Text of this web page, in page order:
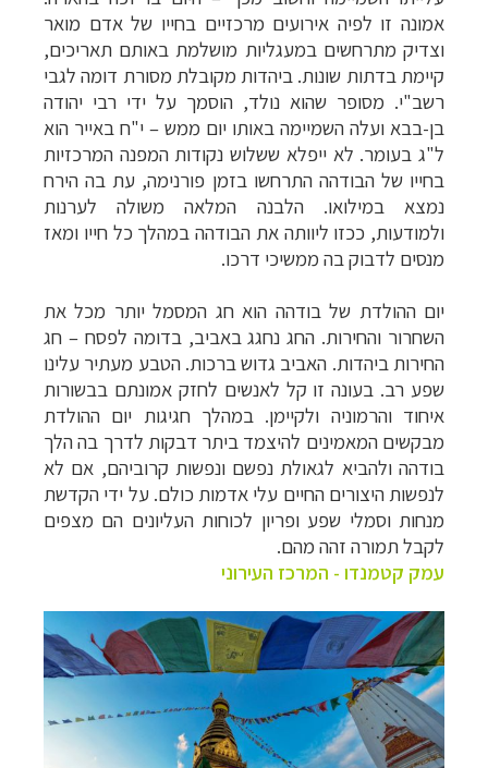
אמונה זו לפיה אירועים מרכזיים בחייו של אדם מואר
וצדיק מתרחשים במעגליות מושלמת באותם תאריכים,
קיימת בדתות שונות. ביהדות מקובלת מסורת דומה לגבי
רשב"י. מסופר שהוא נולד, הוסמך על ידי רבי יהודה
בן-בבא ועלה השמיימה באותו יום ממש – י"ח באייר הוא
ל"ג בעומר. לא ייפלא ששלוש נקודות המפנה המרכזיות
בחייו של הבודהה התרחשו בזמן פורנימה, עת בה הירח
נמצא במילואו. הלבנה המלאה משולה לערנות
ולמודעות, ככזו ליוותה את הבודהה במהלך כל חייו ומאז
מנסים לדבוק בה ממשיכי דרכו.
יום ההולדת של בודהה הוא חג המסמל יותר מכל את
השחרור והחירות. החג נחגג באביב, בדומה לפסח– חג
החירות ביהדות. האביב גדוש ברכות. הטבע מעתיר עלינו
שפע רב. בעונה זו קל לאנשים לחזק אמונתם בבשורות
איחוד והרמוניה ולקיימן. במהלך חגיגות יום ההולדת
מבקשים המאמינים להיצמד ביתר דבקות לדרך בה הלך
בודהה ולהביא לגאולת נפשם ונפשות קרוביהם, אם לא
לנפשות היצורים החיים עלי אדמות כולם. על ידי הקדשת
מנחות וסמלי שפע ופריון לכוחות העליונים הם מצפים
לקבל תמורה זהה מהם.
עמק קטמנדו - המרכז העירוני